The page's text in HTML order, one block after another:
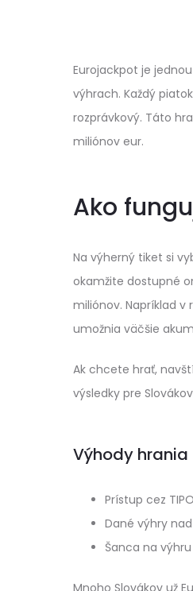
Eurojackpot je
výhrach. Každý
rozprávkový. Táto
miliónov eur.
Ako
Na výherný tiket si
okamžite dostupné
miliónov. Napríklad
umožnia väčšie
Ak chcete hrať,
výsledky pre
Výhody hrania
Prístup cez
Dané výhry
Šanca na